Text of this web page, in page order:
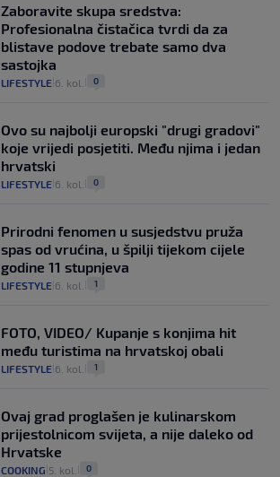
Zaboravite skupa sredstva:
Profesionalna čistačica tvrdi da za
blistave podove trebate samo dva
sastojka
LIFESTYLE 6. kol. 0
Ovo su najbolji europski "drugi gradovi"
koje vrijedi posjetiti. Među njima i jedan
hrvatski
LIFESTYLE 6. kol. 0
Prirodni fenomen u susjedstvu pruža
spas od vrućina, u špilji tijekom cijele
godine 11 stupnjeva
LIFESTYLE 6. kol. 1
FOTO, VIDEO/ Kupanje s konjima hit
među turistima na hrvatskoj obali
LIFESTYLE 6. kol. 1
Ovaj grad proglašen je kulinarskom
prijestolnicom svijeta, a nije daleko od
Hrvatske
COOKING 5. kol. 0